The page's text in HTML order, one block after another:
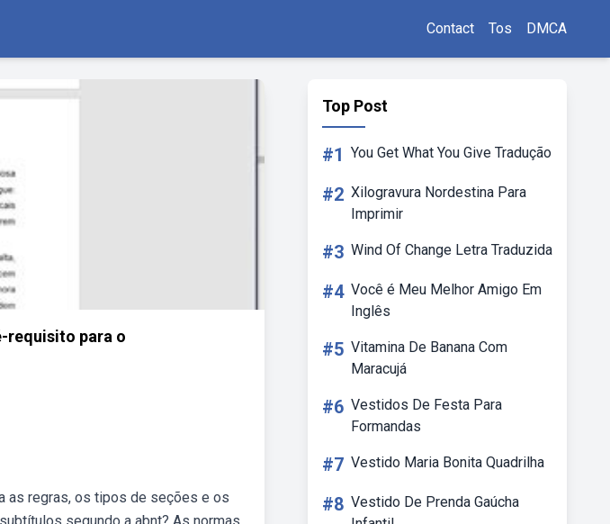
Contact Tos DMCA
requisito para o
as regras, os tipos de seções e os
Top Post
#1 You Get What You Give Tradução
#2 Xilogravura Nordestina Para
Imprimir
#3 Wind Of Change Letra Traduzida
#4 Você é Meu Melhor Amigo Em
Inglês
#5 Vitamina De Banana Com
Maracujá
#6 Vestidos De Festa Para
Formandas
#7 Vestido Maria Bonita Quadrilha
#8 Vestido De Prenda Gaúcha